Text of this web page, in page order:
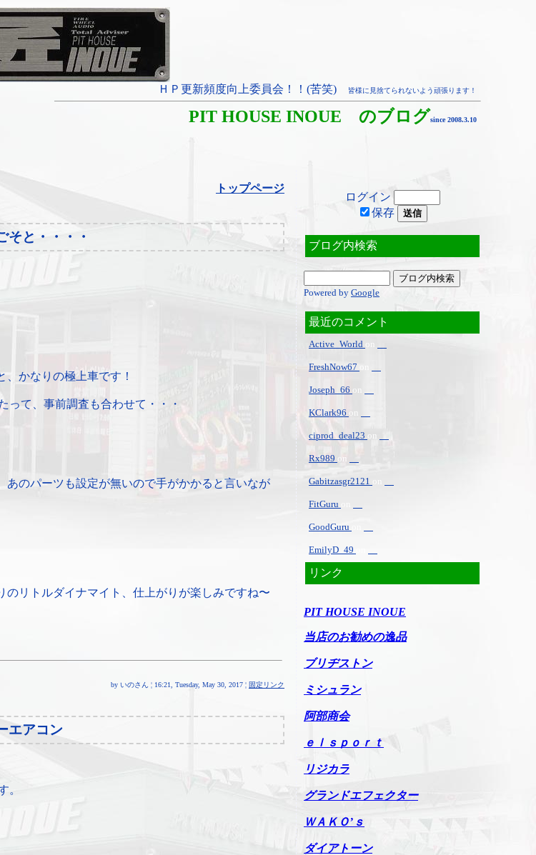
ＨＰ更新頻度向上委員会！！(苦笑) 皆様に見捨てられないよう頑張ります！
PIT HOUSE INOUE のブログsince 2008.3.10
トップページ
と・・・・
、かなりの極上車です！
って、事前調査も合わせて・・・
あのパーツも設定が無いので手がかかると言いなが
のリトルダイナマイト、仕上がりが楽しみですね〜
by いのさん ¦ 16:21, Tuesday, May 30, 2017 ¦ 固定リンク
アコン
。
ログイン
保存
ブログ内検索
Powered by Google
最近のコメント
Active_World on
FreshNow67 on
Joseph_66 on
KClark96 on
ciprod_deal23 on
Rx989 on
Gabitzasgr2121 on
FitGuru
GoodGuru
EmilyD_49
リンク
PIT HOUSE INOUE
当店のお勧めの逸品
ブリヂストン
ミシュラン
阿部商会
ｅｌｓｐｏｒｔ
リジカラ
グランドエフェクター
ＷＡＫＯ’ｓ
ダイアトーン